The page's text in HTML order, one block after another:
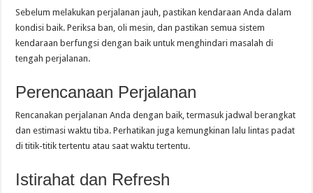
Sebelum melakukan perjalanan jauh, pastikan kendaraan Anda dalam
kondisi baik. Periksa ban, oli mesin, dan pastikan semua sistem
kendaraan berfungsi dengan baik untuk menghindari masalah di
tengah perjalanan.
Perencanaan Perjalanan
Rencanakan perjalanan Anda dengan baik, termasuk jadwal berangkat
dan estimasi waktu tiba. Perhatikan juga kemungkinan lalu lintas padat
di titik-titik tertentu atau saat waktu tertentu.
Istirahat dan Refresh